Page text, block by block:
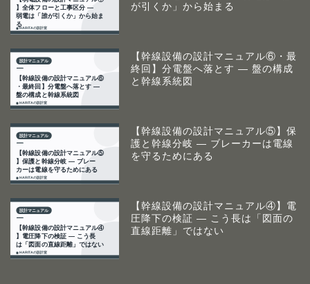
が引くか」から始まる
【幹線設備の設計マニュアル⑥・最
終回】分電盤へ落とす ― 盤の構成
と幹線系統図
【幹線設備の設計マニュアル⑤】保
護と幹線分岐 ― ブレーカーは電線
を守るためにある
【幹線設備の設計マニュアル④】電
圧降下の検証 ― こう長は「図面の
直線距離」ではない